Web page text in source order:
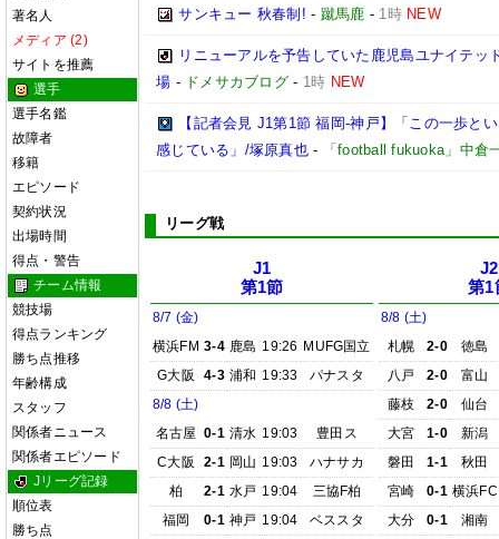
著名人
メディア (2)
サイトを推薦
選手
選手名鑑
故障者
移籍
エピソード
契約状況
出場時間
得点・警告
チーム情報
競技場
得点ランキング
勝ち点推移
年齢構成
スタッフ
関係者ニュース
関係者エピソード
Jリーグ記録
順位表
勝ち点
サンキュー 秋春制! - 蹴馬鹿 - 1時 NEW
リニューアルを予告していた鹿児島ユナイテッ
場 - ドメサカブログ- 1時 NEW
【記者会見 J1第1節 福岡-神戸】「この一歩と
感じている」/塚原真也- 「football fukuoka」中倉
リーグ戦
J1
第1節
8/7 (金)
横浜FM 3-4 鹿島 19:26 MUFG国立
G大阪
4-3 浦和 19:33
パナスタ
8/8 (土)
名古屋 0-1 清水 19:03
豊田ス
C大阪
2-1 岡山 19:03
ハナサカ
柏
2-1 水戸 19:04
三協F柏
福岡
0-1 神戸 19:04
ベススタ
J2
第1
8/8 (土)
札幌
2-0
徳島
八戸
2-0
富山
藤枝
2-0
仙台
大宮
1-0
新潟
磐田
1-1
秋田
宮崎
0-1 横浜FC
大分
0-1
湘南